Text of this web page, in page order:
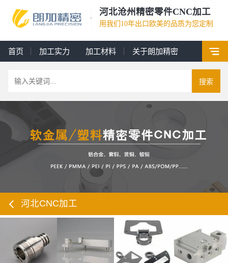
河北沧州精密零件CNC加工
用我们10年出口欧美的品质为您定制
首页 加工实力 加工材料 关于朗加精密
搜索
河北CNC加工